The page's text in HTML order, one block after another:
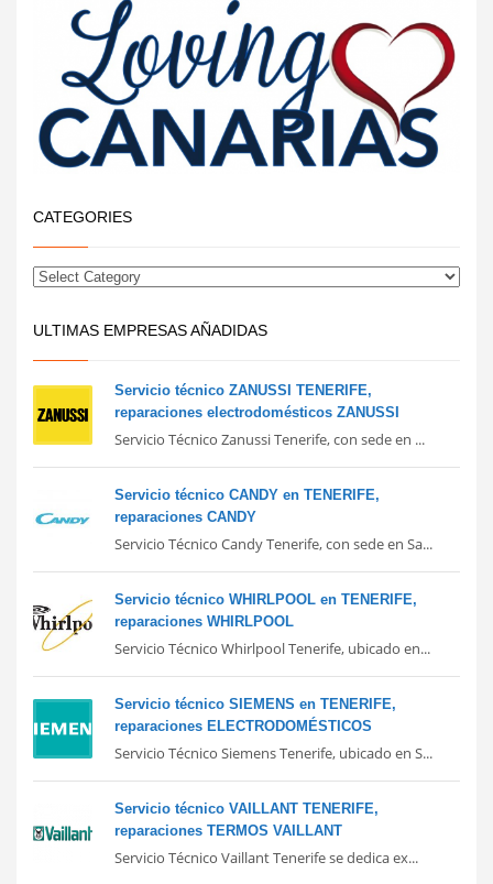
CATEGORIES
ULTIMAS EMPRESAS AÑADIDAS
Servicio técnico ZANUSSI TENERIFE,
reparaciones electrodomésticos ZANUSSI
Servicio Técnico Zanussi Tenerife, con sede en ...
Servicio técnico CANDY en TENERIFE,
reparaciones CANDY
Servicio Técnico Candy Tenerife, con sede en Sa...
Servicio técnico WHIRLPOOL en TENERIFE,
reparaciones WHIRLPOOL
Servicio Técnico Whirlpool Tenerife, ubicado en...
Servicio técnico SIEMENS en TENERIFE,
reparaciones ELECTRODOMÉSTICOS
Servicio Técnico Siemens Tenerife, ubicado en S...
Servicio técnico VAILLANT TENERIFE,
reparaciones TERMOS VAILLANT
Servicio Técnico Vaillant Tenerife se dedica ex...